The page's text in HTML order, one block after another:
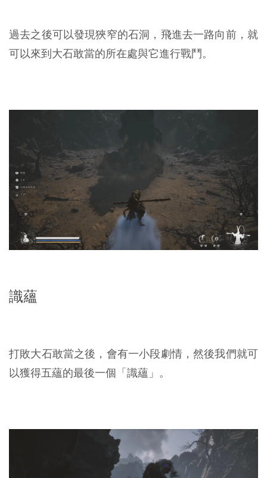
過去之後可以發現狹窄的石洞，飛進去一路向前，就
可以來到大石敢當的所在處與它進行戰鬥。
識蘊
打敗大石敢當之後，會有一小段劇情，然後我們就可
以獲得五蘊的最後一個「識蘊」。